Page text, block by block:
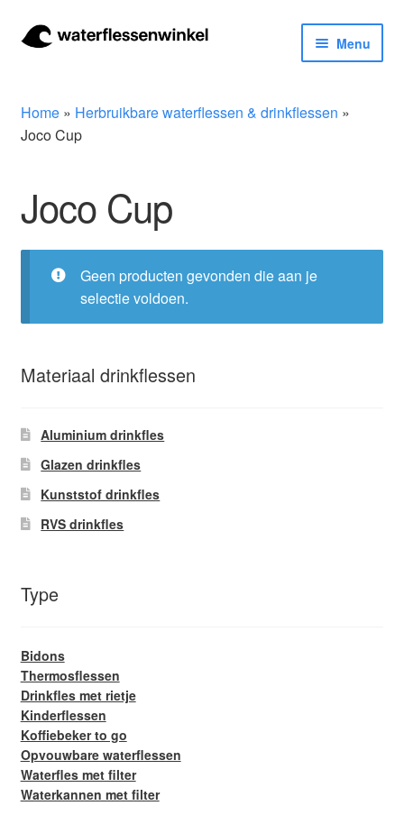
Ga
Ga
Menu
Bidons
Kinderflessen
Drinkfles met rietje
Waterfles met filter
Aluminium drinkfles
RVS drinkfles
Broodtrommels & lunchboxen
Accessoires
Aanbiedingen
Waterfles bedrukken
Reviews waterflessenwinkel.nl
Contact Waterflessenwinkel.nl
Home» Herbruikbare waterflessen & drinkflessen »
Joco Cup
Joco Cup
Geen producten gevonden die aan je
selectie voldoen.
Materiaal drinkflessen
Aluminium drinkfles
Glazen drinkfles
Kunststof drinkfles
RVS drinkfles
Type
Bidons
Thermosflessen
Drinkfles met rietje
Kinderflessen
Koffiebeker to go
Opvouwbare waterflessen
Waterfles met filter
Waterkannen met filter